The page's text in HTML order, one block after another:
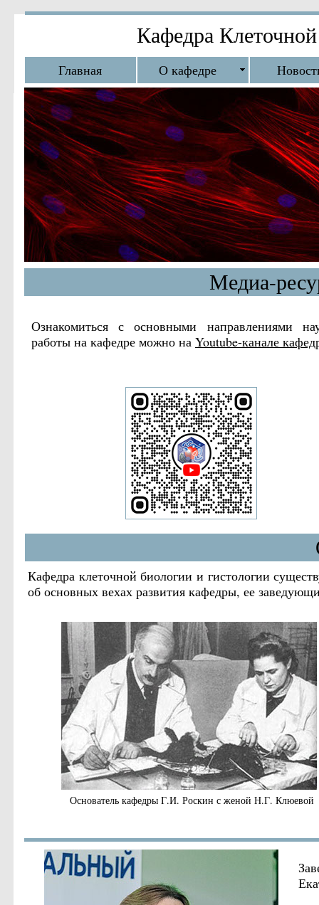
Кафедра
Главная О кафедре
Медиа-
Ознакомиться с основными направлениями
работы на кафедре можно на Youtube-канале
Кафедра клеточной биологии и гистологии
об основных вехах развития кафедры, ее
Основатель кафедры Г.И. Роскин с женой Н.Г. Клюевой